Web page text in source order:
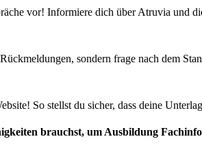
vor! Informiere dich über Atruvia und
sondern frage nach dem
So stellst du sicher, dass deine
brauchst, um Ausbildung